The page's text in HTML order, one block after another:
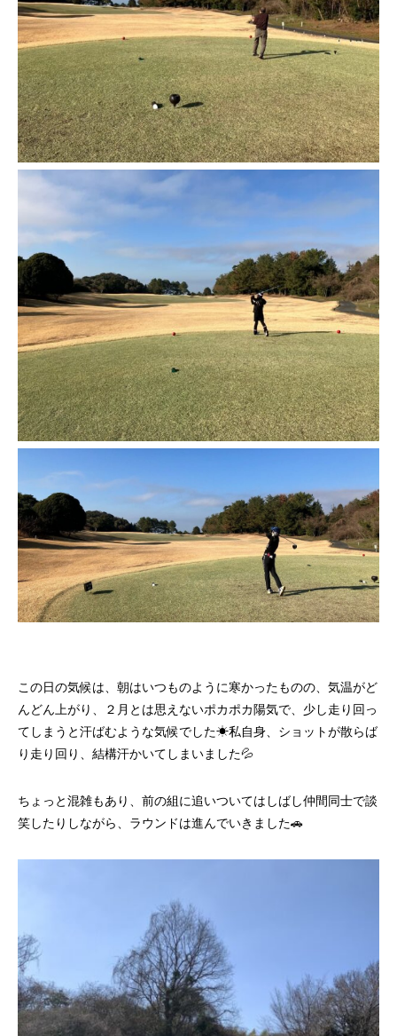
この日の気候は、朝はいつものように寒かったものの、気温がど
んどん上がり、２月とは思えないポカポカ陽気で、少し走り回っ
てしまうと汗ばむような気候でした☀私自身、ショットが散らば
り走り回り、結構汗かいてしまいました💦
ちょっと混雑もあり、前の組に追いついてはしばし仲間同士で談
笑したりしながら、ラウンドは進んでいきました🚗